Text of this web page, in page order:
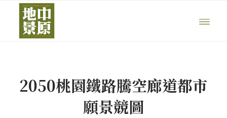
2050桃園鐵路騰空廊道都市
願景競圖